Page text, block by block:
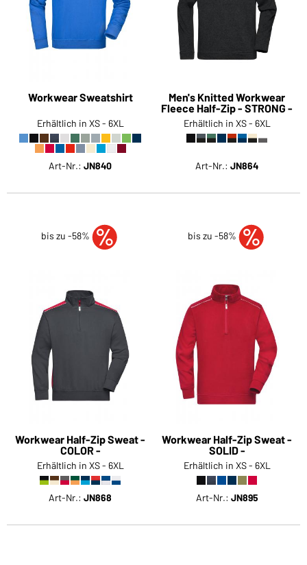
Workwear Sweatshirt
Erhältlich in XS - 6XL
Art-Nr.: JN840
Men's Knitted Workwear
Fleece Half-Zip - STRONG -
Erhältlich in XS - 6XL
Art-Nr.: JN864
bis zu -58%
Workwear Half-Zip Sweat -
COLOR -
Erhältlich in XS - 6XL
Art-Nr.: JN868
bis zu -58%
Workwear Half-Zip Sweat -
SOLID -
Erhältlich in XS - 6XL
Art-Nr.: JN895